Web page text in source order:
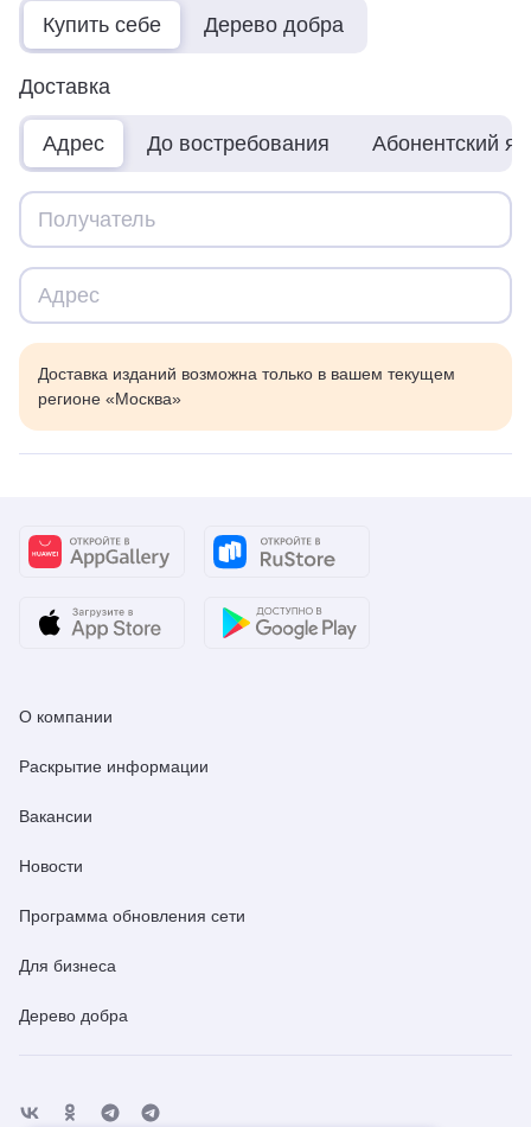
Купить себе Дерево добра
Доставка
Адрес До востребования Абонентский
Доставка изданий возможна только в вашем текущем
регионе «Москва»
О компании
Раскрытие информации
Вакансии
Новости
Программа обновления сети
Для бизнеса
Дерево добра